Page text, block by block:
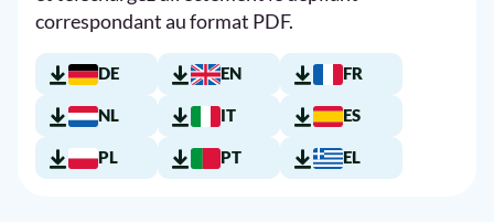
correspondant au format PDF.
DE EN FR
NL IT ES
PL PT EL